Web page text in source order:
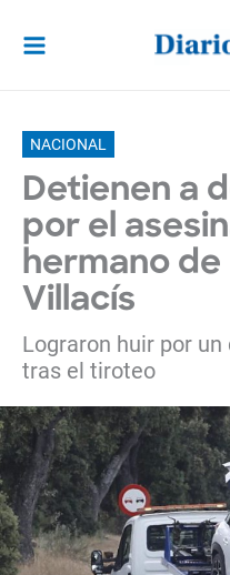
contenido
NACIONAL
Detienen a
por el
hermano de
Villacís
Lograron huir por
tras el tiroteo